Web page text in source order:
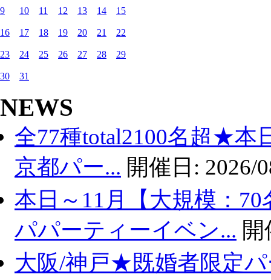
9 10 11 12 13 14 15
16 17 18 19 20 21 22
23 24 25 26 27 28 29
30 31
NEWS
全77種total2100名超★本
京都パー... 開催日: 2026/
本日～11月【大規模：
パパーティーイベン...
大阪/神戸★既婚者限定